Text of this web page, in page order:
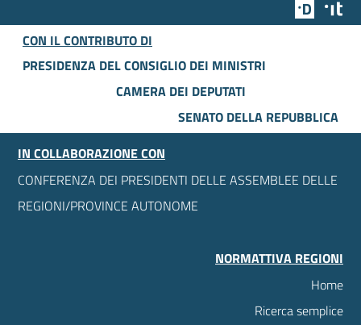
Team
CON IL CONTRIBUTO DI
PRESIDENZA DEL CONSIGLIO DEI MINISTRI
CAMERA DEI DEPUTATI
SENATO DELLA REPUBBLICA
IN COLLABORAZIONE CON
CONFERENZA DEI PRESIDENTI DELLE ASSEMBLEE DELLE
REGIONI/PROVINCE AUTONOME
NORMATTIVA REGIONI
Home
Ricerca semplice